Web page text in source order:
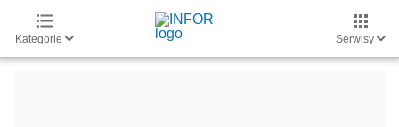
Kategorie Serwisy